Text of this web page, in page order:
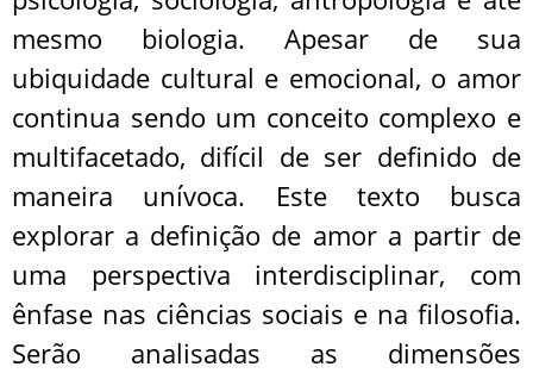
mesmo biologia. Apesar de sua
ubiquidade cultural e emocional, o amor
continua sendo um conceito complexo e
multifacetado, difícil de ser definido de
maneira unívoca. Este texto busca
explorar a definição de amor a partir de
uma perspectiva interdisciplinar, com
ênfase nas ciências sociais e na filosofia.
Serão analisadas as dimensões